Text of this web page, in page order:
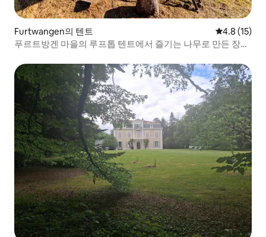
Furtwangen의 텐트 평점 4.8점
4.8 (15)
푸르트방겐 마을의 루프톱 텐트에서 즐기는 나무로 만든 장난